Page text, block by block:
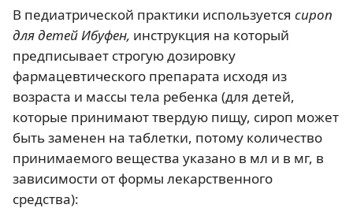
В педиатрической практики используется сироп
для детей Ибуфен, инструкция на который
предписывает строгую дозировку
фармацевтического препарата исходя из
возраста и массы тела ребенка (для детей,
которые принимают твердую пищу, сироп может
быть заменен на таблетки, потому количество
принимаемого вещества указано в мл и в мг, в
зависимости от формы лекарственного
средства):